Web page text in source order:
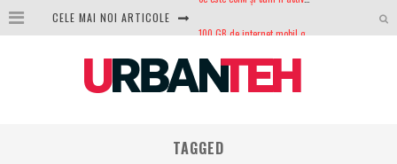
CELE MAI NOI ARTICOLE
TAGGED